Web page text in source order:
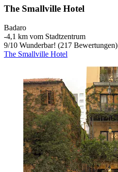
The Smallville Hotel
Badaro
‐4,1 km vom Stadtzentrum
9/10 Wunderbar! (217 Bewertungen)
The Smallville Hotel